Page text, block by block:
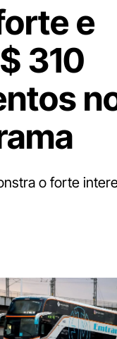
e
310
o forte